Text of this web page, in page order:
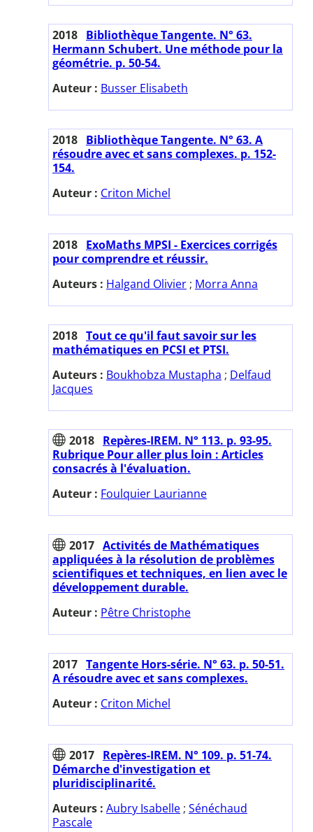
2018 Bibliothèque Tangente. N° 63.
Hermann Schubert. Une méthode pour la
géométrie. p. 50-54.
Auteur : Busser Elisabeth
2018 Bibliothèque Tangente. N° 63. A
résoudre avec et sans complexes. p. 152-
154.
Auteur : Criton Michel
2018 ExoMaths MPSI - Exercices corrigés
pour comprendre et réussir.
Auteurs : Halgand Olivier ; Morra Anna
2018 Tout ce qu'il faut savoir sur les
mathématiques en PCSI et PTSI.
Auteurs : Boukhobza Mustapha ; Delfaud
Jacques
2018 Repères-IREM. N° 113. p. 93-95.
Rubrique Pour aller plus loin : Articles
consacrés à l'évaluation.
Auteur : Foulquier Laurianne
2017 Activités de Mathématiques
appliquées à la résolution de problèmes
scientifiques et techniques, en lien avec le
développement durable.
Auteur : Pêtre Christophe
2017 Tangente Hors-série. N° 63. p. 50-51.
A résoudre avec et sans complexes.
Auteur : Criton Michel
2017 Repères-IREM. N° 109. p. 51-74.
Démarche d'investigation et
pluridisciplinarité.
Auteurs : Aubry Isabelle ; Sénéchaud
Pascale